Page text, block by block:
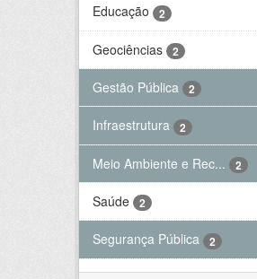
Educação 2
Geociências 2
Gestão Pública 2
Infraestrutura 2
Meio Ambiente e Rec... 2
Saúde 2
Segurança Pública 2